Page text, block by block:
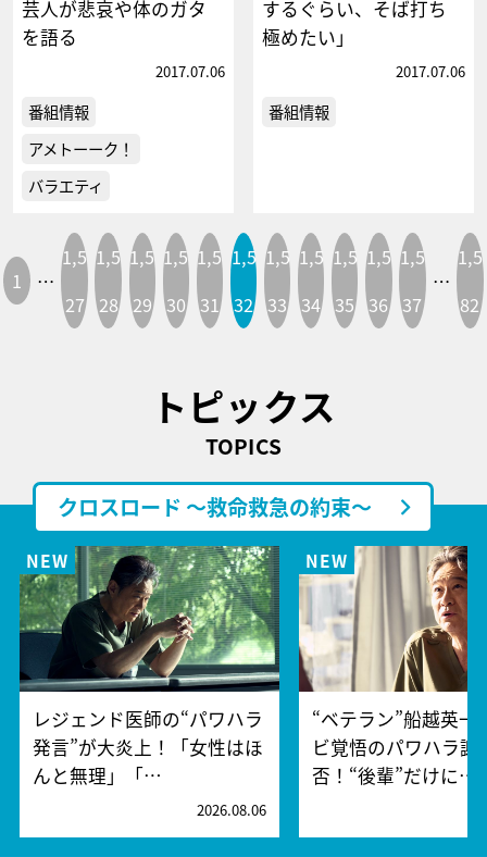
芸人が悲哀や体のガタ
を語る
2017.07.06
番組情報
アメトーーク！
バラエティ
するぐらい、そば打ち
極めたい」
2017.07.06
番組情報
1 …
1,5
27
1,5
28
1,5
29
1,5
30
1,5
31
1,5
32
1,5
33
1,5
34
1,5
35
1,5
36
1,5
37
…
1,5
82
トピックス
TOPICS
クロスロード ～救命救急の約束～
レジェンド医師の“パワハラ
発言”が大炎上！「女性はほ
んと無理」「…
2026.08.06
“ベテラン”船越英一
ビ覚悟のパワハラ謝
否！“後輩”だけに…